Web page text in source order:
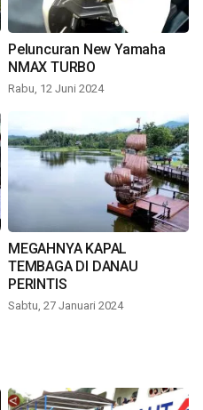
Peluncuran New Yamaha
NMAX TURBO
Rabu, 12 Juni 2024
MEGAHNYA KAPAL
TEMBAGA DI DANAU
PERINTIS
Sabtu, 27 Januari 2024